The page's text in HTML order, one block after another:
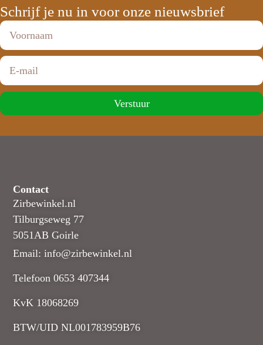
Schrijf je nu in voor onze nieuwsbrief
Verstuur
Contact
Zirbewinkel.nl
Tilburgseweg 77
5051AB Goirle
Email: info@zirbewinkel.nl
Telefoon 0653 407344
KvK 18068269
BTW/UID NL001783959B76